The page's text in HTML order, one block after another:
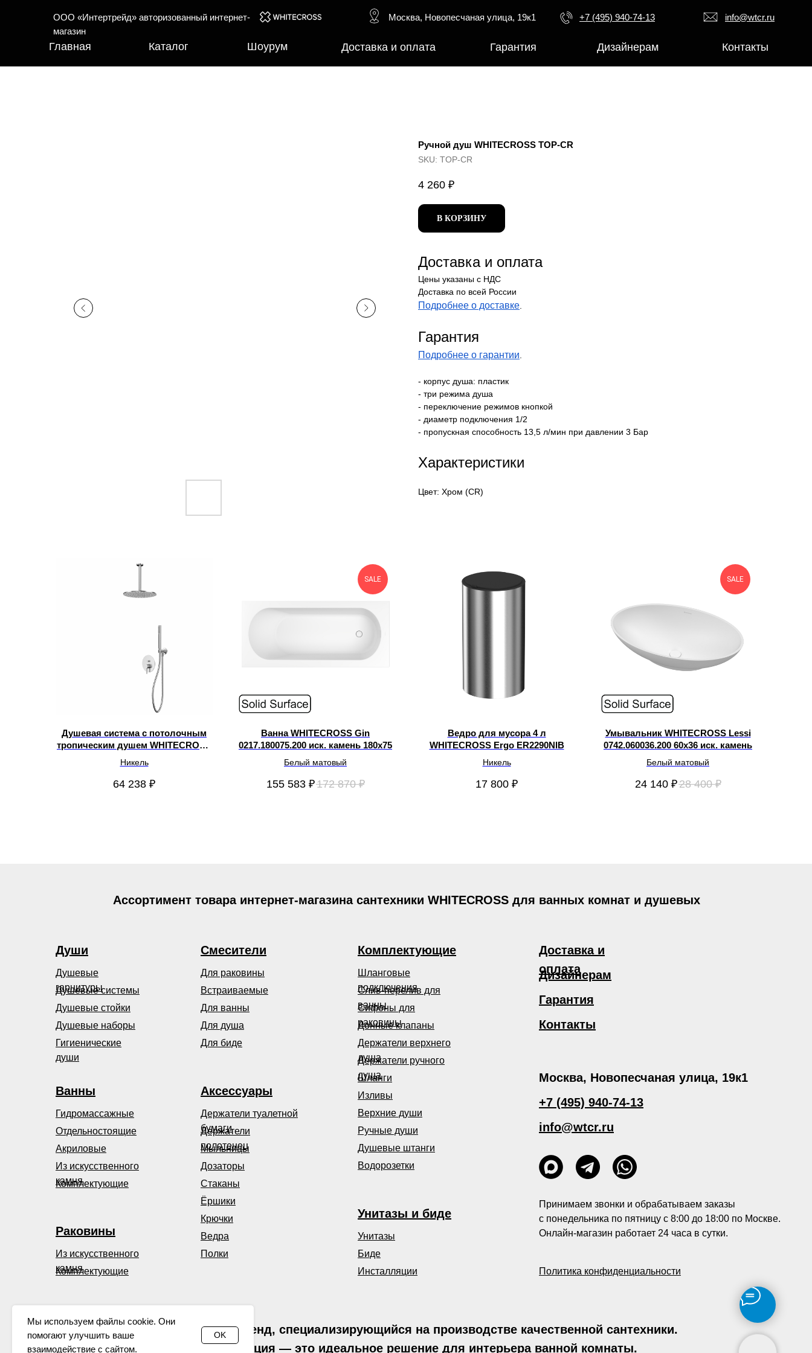
ООО «Интертрейд» авторизованный интернет-
магазин
Москва, Новопесчаная улица, 19к1 +7 (495) 940-74-13 info@wtcr.ru
Главная Каталог Шоурум Доставка и оплата Гарантия Дизайнерам Контакты
Мы используем файлы cookie. Они
помогают улучшить ваше
взаимодействие с сайтом.
OK
Ручной душ WHITECROSS TOP-CR
SKU: TOP-CR
4 260 ₽
В КОРЗИНУ
Доставка и оплата
Цены указаны с НДС
Доставка по всей России
Подробнее о доставке
Гарантия
Подробнее о гарантии
- корпус душа: пластик
- три режима душа
- переключение режимов кнопкой
- диаметр подключения 1/2
- пропускная способность 13,5 л/мин при давлении 3 Бар
Характеристики
Цвет: Хром (CR)
Душевая система с потолочным
тропическим душем WHITECROSS
Y YSET12NIB
Никель
64 238 ₽
SALE
Ванна WHITECROSS Gin
0217.180075.200 иск. камень 180х75
Белый матовый
155 583 ₽172 870 ₽
Ведро для мусора 4 л
WHITECROSS Ergo ER2290NIB
Никель
17 800 ₽
SALE
Умывальник WHITECROSS Lessi
0742.060036.200 60x36 иск. камень
Белый матовый
24 140 ₽28 400 ₽
Смесители
Души
Душевые
гарнитуры
Душевые системы
Гигиенические
души
Аксессуары
Держатели туалетной
бумаги
Держатели
полотенец
Мыльницы
Раковины
Из искусственного
камня
Комплектующие
Встраиваемые
Для биде
Для ванны
Для душа
Для раковины
Ванны
Из искусственного
камня
Комплектующие
Шланговые
подключения
Слив-перелив для
ванны
Сифоны для
раковины
Донные клапаны
Дизайнерам
Доставка и
оплата
Гарантия
Контакты
Душевые стойки
Душевые наборы
Дозаторы
Держатели верхнего
душа
Гидромассажные
Акриловые
Отдельностоящие
Комплектующие
Инсталляции Политика конфиденциальности
Биде
Унитазы
Унитазы и биде
Стаканы
Ёршики
Крючки
Ведра
Полки
Держатели ручного
душа
Шланги
Изливы
Верхние души
Ручные души
Москва, Новопесчаная улица, 19к1
info@wtcr.ru
+7 (495) 940-74-13
Душевые штанги
Водорозетки
Принимаем звонки и обрабатываем заказы
с понедельника по пятницу с 8:00 до 18:00 по Москве.
Онлайн-магазин работает 24 часа в сутки.
Ассортимент товара интернет-магазина сантехники WHITECROSS для ванных комнат и душевых
WHITECROSS — бренд, специализирующийся на производстве качественной сантехники.
Наша продукция — это идеальное решение для интерьера ванной комнаты.